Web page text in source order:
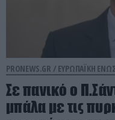
PRONEWS.GR / ΕΥΡΩΠΑΪΚΗ
Σε πανικό ο
μπάλα με τις